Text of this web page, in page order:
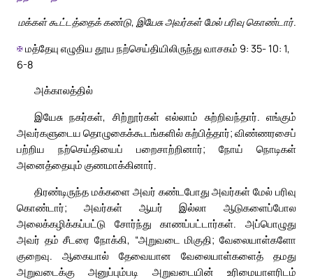
மக்கள் கூட்டத்தைக் கண்டு, இயேசு அவர்கள் மேல் பரிவு கொண்டார்.
✠மத்தேயு எழுதிய தூய நற்செய்தியிலிருந்து வாசகம் 9: 35- 10: 1,
6-8
அக்காலத்தில்
இயேசு நகர்கள், சிற்றூர்கள் எல்லாம் சுற்றிவந்தார். எங்கும்
அவர்களுடைய தொழுகைக்கூடங்களில் கற்பித்தார்; விண்ணரசைப்
பற்றிய நற்செய்தியைப் பறைசாற்றினார்; நோய் நொடிகள்
அனைத்தையும் குணமாக்கினார்.
திரண்டிருந்த மக்களை அவர் கண்டபோது அவர்கள் மேல் பரிவு
கொண்டார்; அவர்கள் ஆயர் இல்லா ஆடுகளைப்போல
அலைக்கழிக்கப்பட்டு சோர்ந்து காணப்பட்டார்கள். அப்பொழுது
அவர் தம் சீடரை நோக்கி, “அறுவடை மிகுதி; வேலையாள்களோ
குறைவு. ஆகையால் தேவையான வேலையாள்களைத் தமது
அறுவடைக்கு அனுப்பும்படி அறுவடையின் உரிமையாளரிடம்